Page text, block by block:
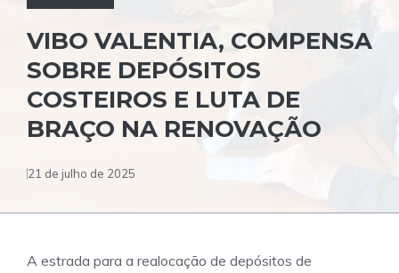
VIBO VALENTIA, COMPENSA
SOBRE DEPÓSITOS
COSTEIROS E LUTA DE
BRAÇO NA RENOVAÇÃO
21 de julho de 2025
A estrada para a realocação de depósitos de